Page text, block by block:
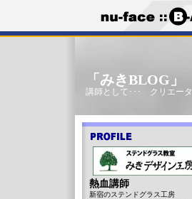
「みきBLOG
講師として･･･ クリエータ
熱血講師
新宿のステンドグラス工房